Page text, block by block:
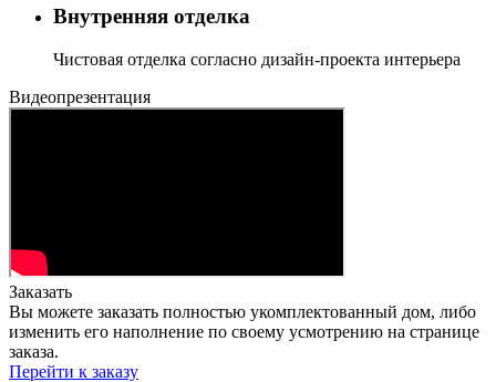
Внутренняя отделка
Чистовая отделка согласно дизайн-проекта интерьера
Видеопрезентация
Заказать
Вы можете заказать полностью укомплектованный дом, либо
изменить его наполнение по своему усмотрению на странице
заказа.
Перейти к заказу